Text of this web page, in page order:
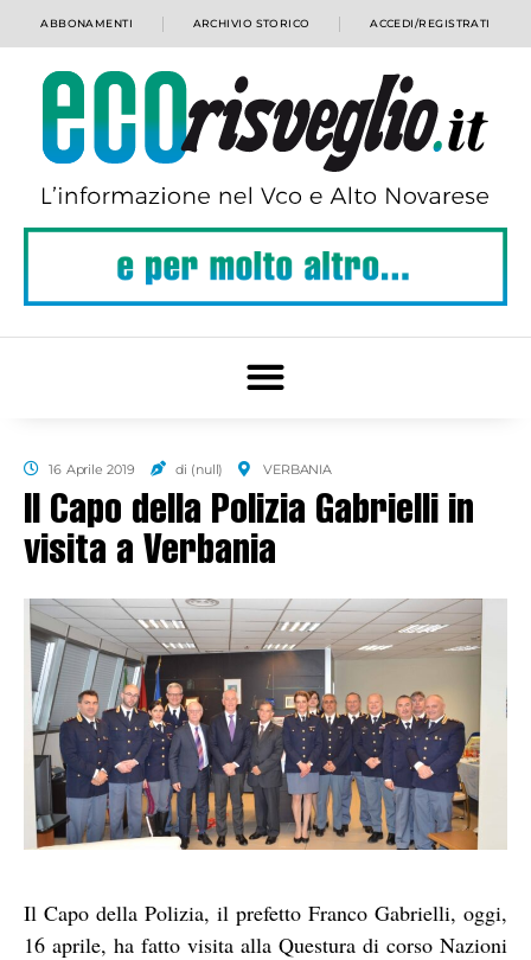
ABBONAMENTI ARCHIVIO STORICO ACCEDI/REGISTRATI
16 Aprile 2019 di (null) VERBANIA
Il Capo della Polizia Gabrielli in
visita a Verbania
Il Capo della Polizia, il prefetto Franco Gabrielli, oggi,
16 aprile, ha fatto visita alla Questura di corso Nazioni